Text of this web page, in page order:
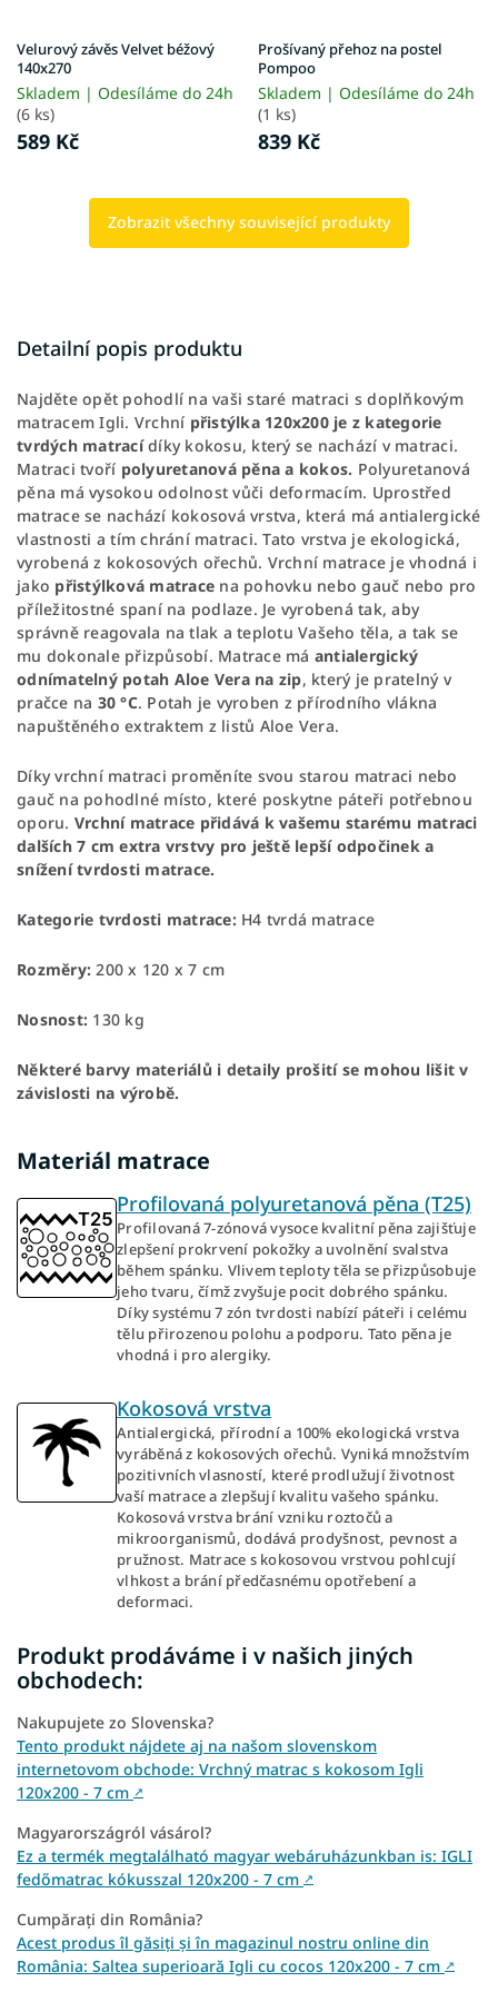
Velurový závěs Velvet béžový
140x270
Skladem | Odesíláme do 24h
(6 ks)
589 Kč
Prošívaný přehoz na postel
Pompoo
Skladem | Odesíláme do 24h
(1 ks)
839 Kč
Zobrazit všechny související produkty
Detailní popis produktu
Najděte opět pohodlí na vaši staré matraci s doplňkovým
matracem Igli. Vrchní přistýlka 120x200 je z kategorie
tvrdých matracídíky kokosu, který se nachází v matraci.
Matraci tvoří polyuretanová pěna a kokos. Polyuretanová
pěna má vysokou odolnost vůči deformacím. Uprostřed
matrace se nachází kokosová vrstva, která má antialergické
vlastnosti a tím chrání matraci. Tato vrstva je ekologická,
vyrobená z kokosových ořechů. Vrchní matrace je vhodná i
jako přistýlková matrace na pohovku nebo gauč nebo pro
příležitostné spaní na podlaze. Je vyrobená tak, aby
správně reagovala na tlak a teplotu Vašeho těla, a tak se
mu dokonale přizpůsobí. Matrace má antialergický
odnímatelný potah Aloe Vera na zip, který je pratelný v
pračce na 30 °C. Potah je vyroben z přírodního vlákna
napuštěného extraktem z listů Aloe Vera.
Díky vrchní matraci proměníte svou starou matraci nebo
gauč na pohodlné místo, které poskytne páteři potřebnou
oporu. Vrchní matrace přidává k vašemu starému matraci
dalších 7 cm extra vrstvy pro ještě lepší odpočinek a
snížení tvrdosti matrace.
Kategorie tvrdosti matrace:H4 tvrdá matrace
Rozměry:200 x 120 x 7 cm
Nosnost: 130 kg
Některé barvy materiálů i detaily prošití se mohou lišit v
závislosti na výrobě.
Materiál matrace
Profilovaná polyuretanová pěna (T25)
Profilovaná 7-zónová vysoce kvalitní pěna zajišťuje
zlepšení prokrvení pokožky a uvolnění svalstva
během spánku. Vlivem teploty těla se přizpůsobuje
jeho tvaru, čímž zvyšuje pocit dobrého spánku.
Díky systému 7 zón tvrdosti nabízí páteři i celému
tělu přirozenou polohu a podporu. Tato pěna je
vhodná i pro alergiky.
Kokosová vrstva
Antialergická, přírodní a 100% ekologická vrstva
vyráběná z kokosových ořechů. Vyniká množstvím
pozitivních vlasností, které prodlužují životnost
vaší matrace a zlepšují kvalitu vašeho spánku.
Kokosová vrstva brání vzniku roztočů a
mikroorganismů, dodává prodyšnost, pevnost a
pružnost. Matrace s kokosovou vrstvou pohlcují
vlhkost a brání předčasnému opotřebení a
deformaci.
Produkt prodáváme i v našich jiných
obchodech:
Nakupujete zo Slovenska?
Tento produkt nájdete aj na našom slovenskom
internetovom obchode: Vrchný matrac s kokosom Igli
120x200 - 7 cm ↗
Magyarországról vásárol?
Ez a termék megtalálható magyar webáruházunkban is: IGLI
fedőmatrac kókusszal 120x200 - 7 cm ↗
Cumpărați din România?
Acest produs îl găsiți și în magazinul nostru online din
România: Saltea superioară Igli cu cocos 120x200 - 7 cm ↗